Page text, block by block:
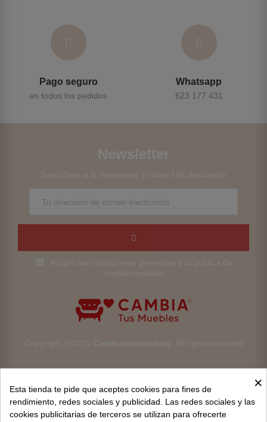
Pago seguro
en todos los pedidos
Whatsapp
623 177 431
Copyright @2025 Cambiatusmuebles . All rights reserved
Newsletter
Suscríbete a la newsletter y obtén 15€ descuento
Acepto las condiciones generales y la política de
confidencialidad
Aviso legal
×
Esta tienda te pide que aceptes cookies para fines de
rendimiento, redes sociales y publicidad. Las redes sociales y las
cookies publicitarias de terceros se utilizan para ofrecerte